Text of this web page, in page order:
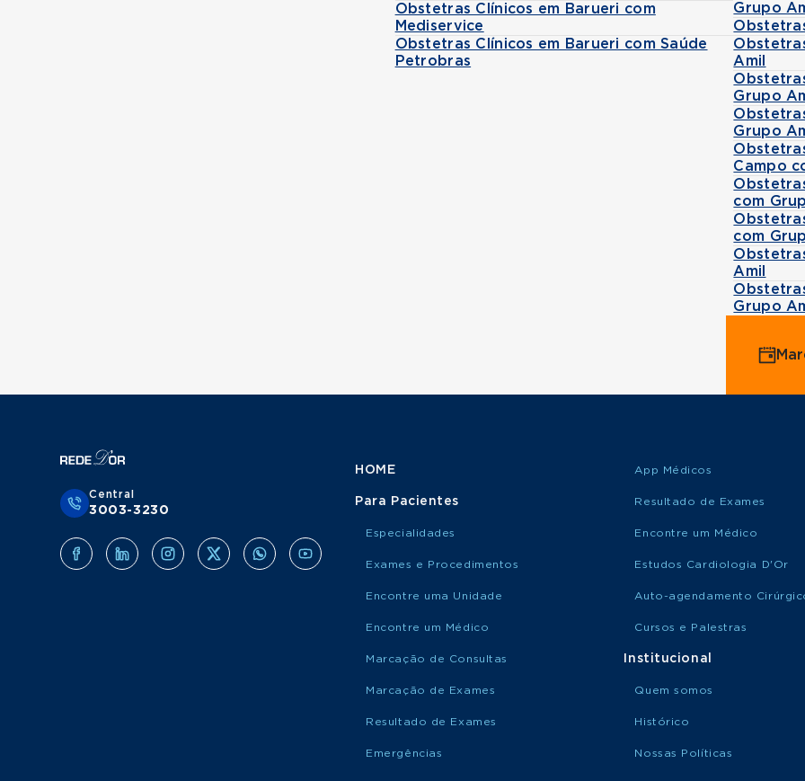
Obstetras Clínicos em Barueri com
Mediservice
Obstetras Clínicos em Barueri com Saúde
Petrobras
Grupo
Amil
Grupo
Grupo
Campo
com
com
Amil
Grupo
Central
3003-3230
HOME
Para Pacientes
Especialidades
Exames e Procedimentos
Encontre uma Unidade
Encontre um Médico
Marcação de Consultas
Marcação de Exames
Resultado de Exames
Emergências
App Médicos
Resultado de Exames
Encontre um Médico
Estudos Cardiologia D'Or
Auto-agendamento
Cursos e Palestras
Institucional
Quem somos
Histórico
Nossas Políticas